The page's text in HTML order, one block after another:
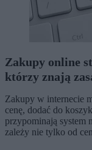
Zakupy online
którzy znają
Zakupy w internecie
cenę, dodać do
przypominają system
zależy nie tylko od